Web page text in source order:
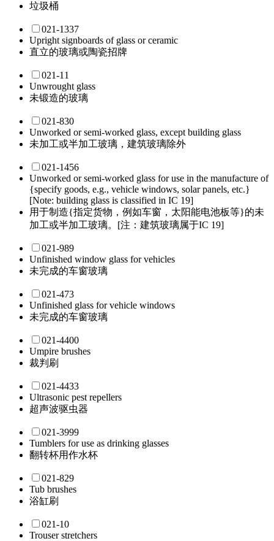
垃圾桶
021-1337
Upright signboards of glass or ceramic
直立的玻璃或陶瓷招牌
021-11
Unwrought glass
未锻造的玻璃
021-830
Unworked or semi-worked glass, except building glass
未加工或半加工玻璃，建筑玻璃除外
021-1456
Unworked or semi-worked glass for use in the manufacture of
{specify goods, e.g., vehicle windows, solar panels, etc.}
[Note: building glass is classified in IC 19]
用于制造{指定货物，例如车窗，太阳能电池板等}的未
加工或半加工玻璃。[注：建筑玻璃属于IC 19]
021-989
Unfinished window glass for vehicles
未完成的车窗玻璃
021-473
Unfinished glass for vehicle windows
未完成的车窗玻璃
021-4400
Umpire brushes
裁判刷
021-4433
Ultrasonic pest repellers
超声波驱虫器
021-3999
Tumblers for use as drinking glasses
翻转杯用作水杯
021-829
Tub brushes
浴缸刷
021-10
Trouser stretchers